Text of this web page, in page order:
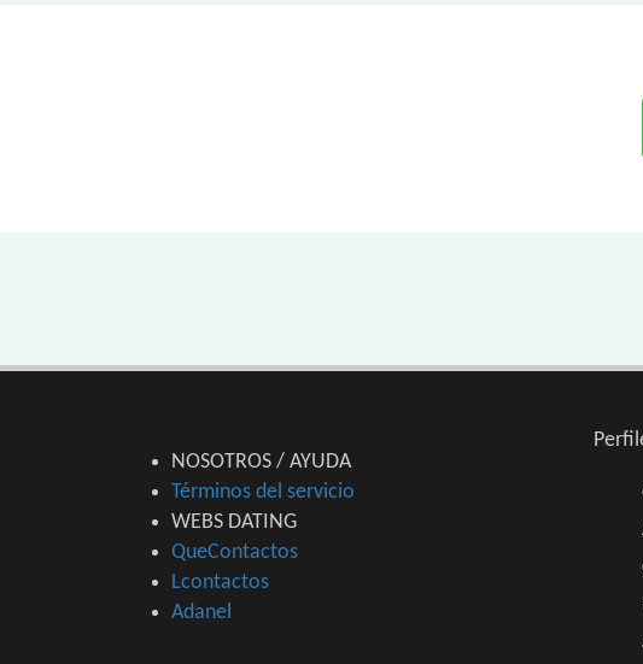
NOSOTROS / AYUDA
Términos del servicio
WEBS DATING
QueContactos
Lcontactos
Adanel